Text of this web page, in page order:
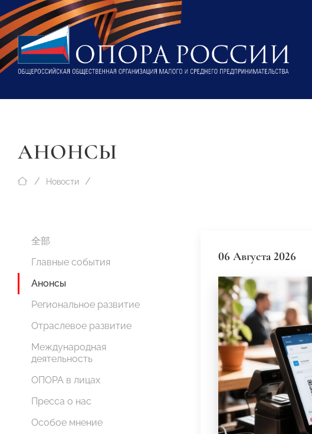
АНОНСЫ
Новости
全部
Главные события
Анонсы
Региональное развитие
Отраслевое развитие
Международная
деятельность
ОПОРА в лицах
Пресса о нас
Особое мнение
06 Августа 2026